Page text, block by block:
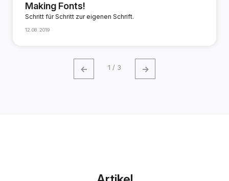
Making Fonts!
Schritt für Schritt zur eigenen Schrift.
12.08.2019
← 1 / 3 →